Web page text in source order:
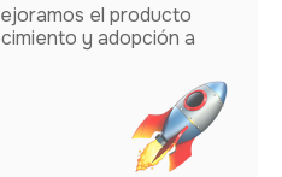
el producto
y adopción a